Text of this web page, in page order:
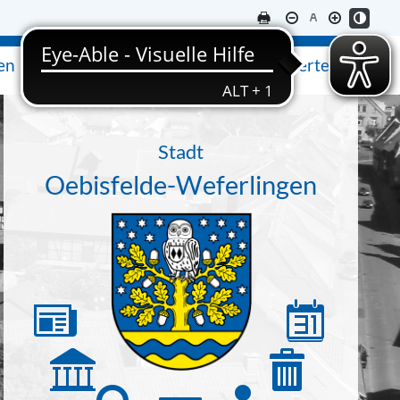
Ausflugsziele & Sehenswertes
Stadt
Oebisfelde-Weferlingen